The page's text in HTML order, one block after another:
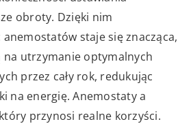
obroty. Dzięki nim
staje się znacząca,
na utrzymanie optymalnych
przez cały rok, redukując
na energię. Anemostaty a
przynosi realne korzyści.